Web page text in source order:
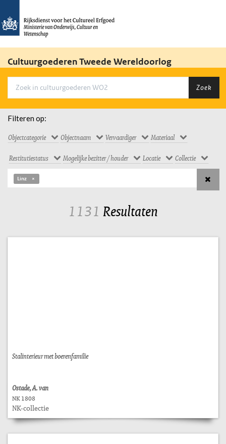
Cultuurgoederen Tweede Wereldoorlog
Zoek
Filteren op:
Objectcategorie Objectnaam Vervaardiger Materiaal
Restitutiestatus Mogelijke bezitter / houder Locatie Collectie
Linz
1131 Resultaten
Stalinterieur met boerenfamilie
Ostade, A. van
NK 1808
NK-collectie